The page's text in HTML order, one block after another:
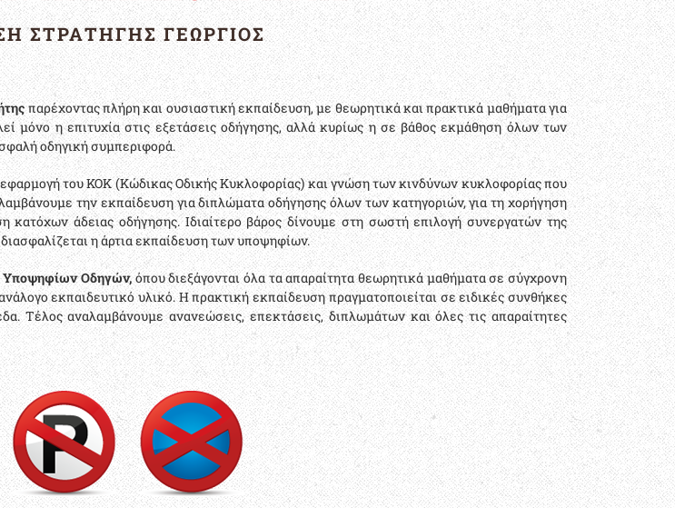
ΣΤΡΑΤΗΓΗΣ ΓΕΩΡΓΙΟΣ
παρέχοντας πλήρη και ουσιαστική εκπαίδευση, με θεωρητικά και πρακτικά μαθήματα για
μόνο η επιτυχία στις εξετάσεις οδήγησης, αλλά κυρίως η σε βάθος εκμάθηση όλων των
οδηγική συμπεριφορά.
εφαρμογή του ΚΟΚ (Κώδικας Οδικής Κυκλοφορίας) και γνώση των κινδύνων κυκλοφορίας που
την εκπαίδευση για διπλώματα οδήγησης όλων των κατηγοριών, για τη χορήγηση
κατόχων άδειας οδήγησης. Ιδιαίτερο βάρος δίνουμε στη σωστή επιλογή συνεργατών της
η άρτια εκπαίδευση των υποψηφίων.
Υποψηφίων Οδηγών,όπου διεξάγονται όλα τα απαραίτητα θεωρητικά μαθήματα σε σύγχρονη
εκπαιδευτικό υλικό. Η πρακτική εκπαίδευση πραγματοποιείται σε ειδικές συνθήκες
Τέλος αναλαμβάνουμε ανανεώσεις, επεκτάσεις, διπλωμάτων και όλες τις απαραίτητες